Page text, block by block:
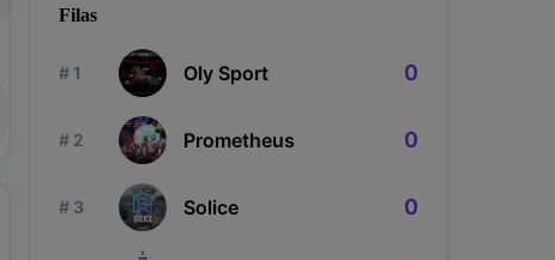
Filas
# 1 Oly Sport 0
# 2 Prometheus 0
# 3 Solice 0